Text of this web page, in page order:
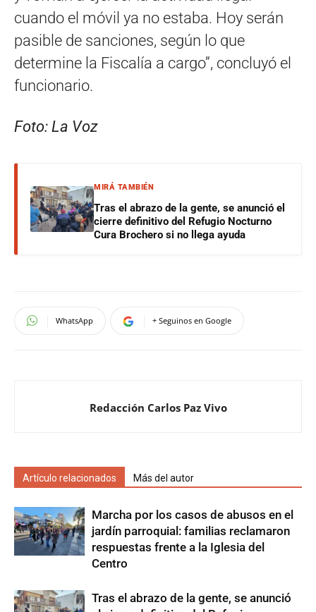
cuando el móvil ya no estaba. Hoy serán
pasible de sanciones, según lo que
determine la Fiscalía a cargo”, concluyó el
funcionario.
Foto: La Voz
MIRÁ TAMBIÉN
Tras el abrazo de la gente, se anunció el
cierre definitivo del Refugio Nocturno
Cura Brochero si no llega ayuda
WhatsApp + Seguinos en Google
Redacción Carlos Paz Vivo
Artículo relacionados Más del autor
Marcha por los casos de abusos en el
jardín parroquial: familias reclamaron
respuestas frente a la Iglesia del
Centro
Tras el abrazo de la gente, se anunció